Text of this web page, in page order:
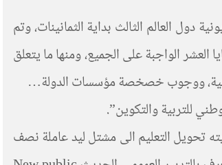
العالم الثالث بداية الثمانينات، وتم
وتتضمن الوصايا العشر الواجبة على الجميع، ومنها ما يتعلق
ووجوب خصخصة مؤسسات الدولة…
للتربية والتكوين”.
“وطني”، غايته تحويل التعليم الى مشتل ليد عاملة نصف